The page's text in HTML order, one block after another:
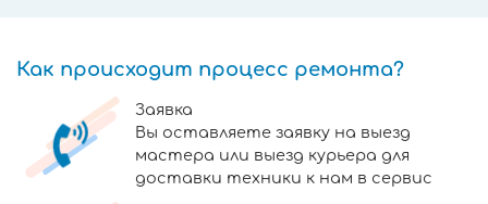
Как происходит процесс ремонта?
Заявка
Вы оставляете заявку на выезд
мастера или выезд курьера для
доставки техники к нам в сервис